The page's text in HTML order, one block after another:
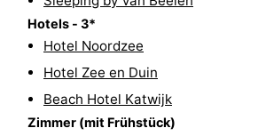
Natur
Schoorlse
Duinen
Bergen
Bergen
Hotels - 3*
Hotel Noordzee
Hotel Zee en Duin
Beach Hotel Katwijk
Zimmer (mit Frühstück)